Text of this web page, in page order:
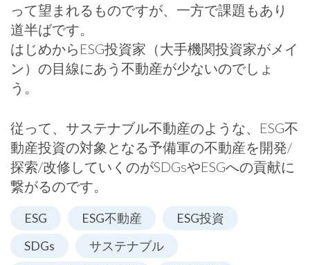
って望まれるものですが、一方で課題もあり
道半ばです。
はじめからESG投資家（大手機関投資家がメイ
ン）の目線にあう不動産が少ないのでしょ
う。
従って、サステナブル不動産のような、ESG不
動産投資の対象となる予備軍の不動産を開発/
探索/改修していくのがSDGsやESGへの貢献に
繋がるのです。
ESG ESG不動産
ESG投資
SDGs
サステナブル